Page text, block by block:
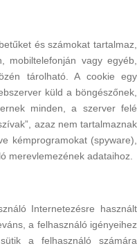
és számokat tartalmaz,
mobiltelefonján vagy egyéb,
tárolható. A cookie egy
küld a böngészőnek,
minden, a szerver felé
azaz nem tartalmaznak
kémprogramokat (spyware),
merevlemezének adataihoz.
Internetezésre használt
a felhasználó igényeihez
a felhasználó számára